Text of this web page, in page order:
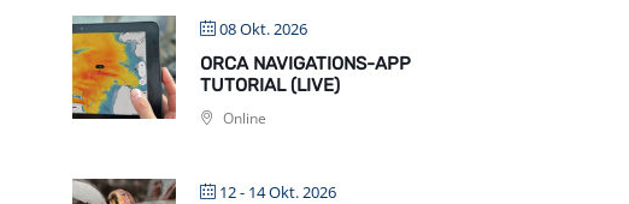
08 Okt. 2026
ORCA NAVIGATIONS-APP
TUTORIAL (LIVE)
Online
12 - 14 Okt. 2026